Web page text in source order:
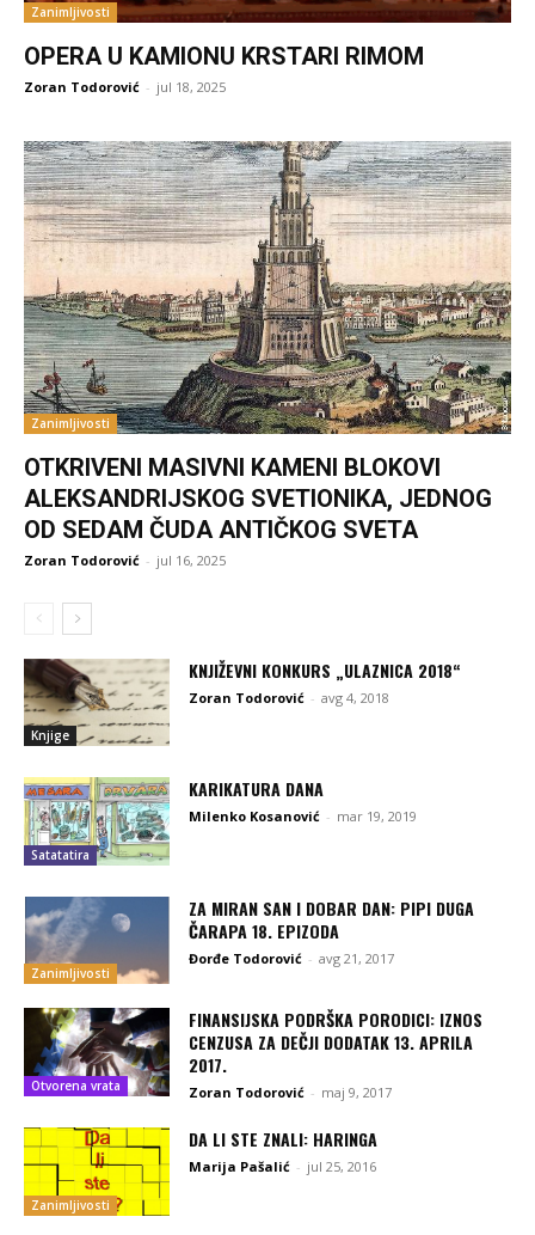
Zanimljivosti
OPERA U KAMIONU KRSTARI RIMOM
Zoran Todorović - jul 18, 2025
Zanimljivosti
OTKRIVENI MASIVNI KAMENI BLOKOVI
ALEKSANDRIJSKOG SVETIONIKA, JEDNOG
OD SEDAM ČUDA ANTIČKOG SVETA
Zoran Todorović - jul 16, 2025
Knjige
KNJIŽEVNI KONKURS „ULAZNICA 2018“
Zoran Todorović - avg 4, 2018
Satatatira
KARIKATURA DANA
Milenko Kosanović - mar 19, 2019
Zanimljivosti
ZA MIRAN SAN I DOBAR DAN: PIPI DUGA
ČARAPA 18. EPIZODA
Đorđe Todorović - avg 21, 2017
Otvorena vrata
FINANSIJSKA PODRŠKA PORODICI: IZNOS
CENZUSA ZA DEČJI DODATAK 13. APRILA
2017.
Zoran Todorović - maj 9, 2017
Zanimljivosti
DA LI STE ZNALI: HARINGA
Marija Pašalić - jul 25, 2016